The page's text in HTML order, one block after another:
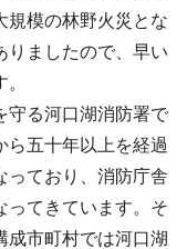
規模の林野火災とな
りましたので、早い
る河口湖消防署で
ら五十年以上を経過
っており、消防庁舎
ってきています。そ
成市町村では河口湖